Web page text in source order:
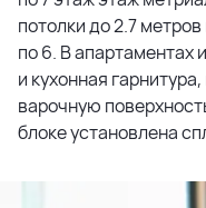
потолки до 2.7
по 6. В апартаментах
и кухонная
варочную
блоке установлена